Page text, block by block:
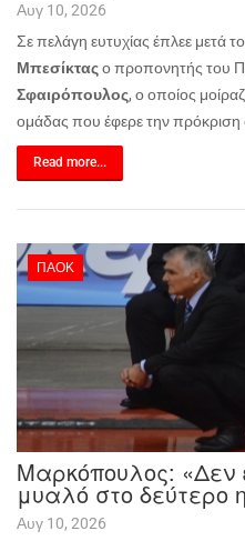
Αυγ 10, 2026
Σε πελάγη ευτυχίας έπλεε μετά
Μπεσίκταςο προπονητής του
Σφαιρόπουλος, ο οποίος
ομάδας που έφερε την
Read more...
ΠΑΟΚ
Μαρκόπουλος:
μυαλό στο δεύτερο
Αυγ 10, 2026